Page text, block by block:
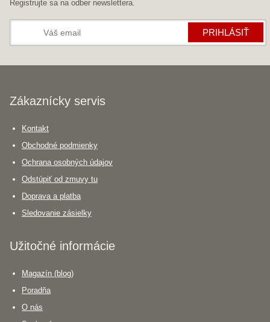
Registrujte sa na odber newslettera.
PRIHLÁSIŤ
Zákaznícky servis
Kontakt
Obchodné podmienky
Ochrana osobných údajov
Odstúpiť od zmuvy tu
Doprava a platba
Sledovanie zásielky
Užitočné informácie
Magazín (blog)
Poradňa
O nás